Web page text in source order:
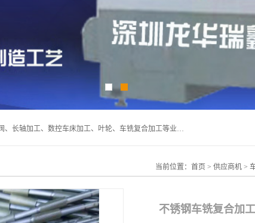
深圳市宝安区石岩瑞鑫五金制品厂主要经营丝杆加工、恒压阀、长轴加工、数控车床加工、叶轮、车铣复合加工等业务,深圳市宝安区石岩瑞鑫五金制品厂产品广泛应用于按摩椅、各类阀门、电机等石化类、机械类产品.
当前位置： 首页 > 供应商机 >
不锈钢车铣复合加